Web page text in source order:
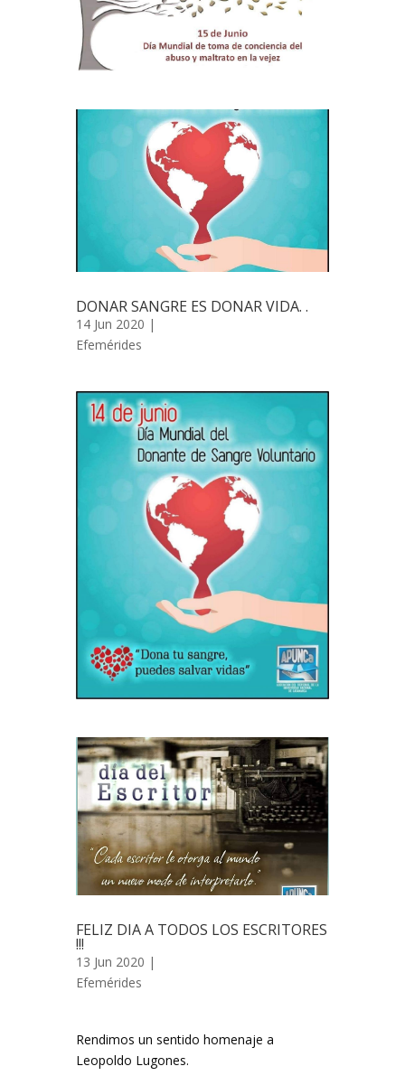
DONAR SANGRE ES DONAR VIDA. .
14 Jun 2020 |
Efemérides
FELIZ DIA A TODOS LOS ESCRITORES
!!!
13 Jun 2020 |
Efemérides
Rendimos un sentido homenaje a
Leopoldo Lugones.